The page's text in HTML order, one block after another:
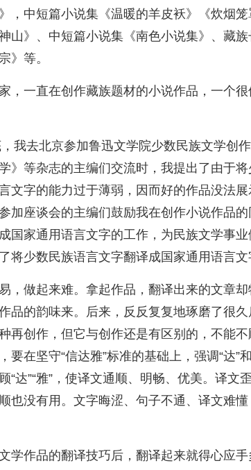
，中短篇小说集《温暖的羊皮袄》《炊烟
山》、中短篇小说集《南色小说集》、藏族
》等。
，一直在创作藏族题材的小说作品，一个
我去北京参加鲁迅文学院少数民族文学创
》等杂志的主编们交流时，我提出了由于
文字的能力过于薄弱，因而好的作品没法
加座谈会的主编们鼓励我在创作小说作品
国家通用语言文字的工作，为民族文学事
将少数民族语言文字翻译成国家通用语言文
，做起来难。拿起作品，翻译出来的文章
品的韵味来。后来，反反复复地琢磨了很
再创作，但它与创作还是有区别的，不能
要在坚守“信达雅”标准的基础上，强调“达”和
“达”“雅”，使译文通顺、明畅、优美。译文
也没有用。文字晦涩、句子不通、译文难
学作品的翻译技巧后，翻译起来就得心应